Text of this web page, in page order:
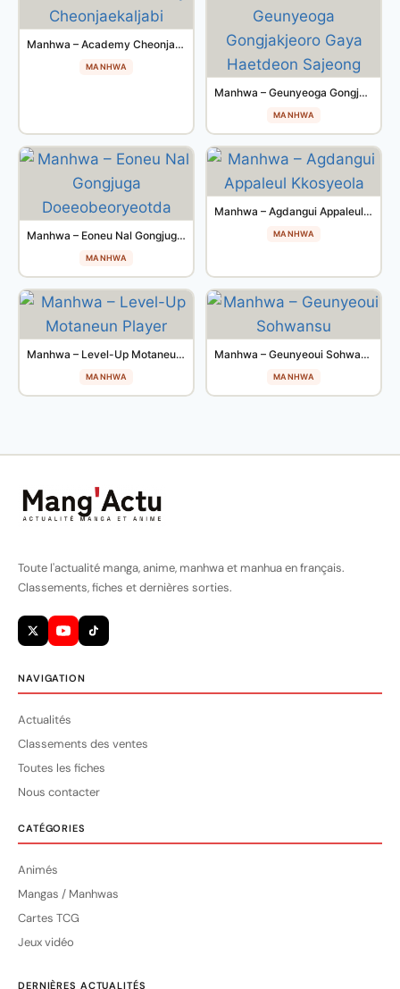
Manhwa – Academy Cheonjaekaljabi
MANHWA
Manhwa – Geunyeoga Gongjakjeoro Gaya Haetdeon Sajeong
MANHWA
Manhwa – Eoneu Nal Gongjuga Doeeobeoryeotda
MANHWA
Manhwa – Agdangui Appaleul Kkosyeola
MANHWA
Manhwa – Level-Up Motaneun Player
MANHWA
Manhwa – Geunyeoui Sohwansu
MANHWA
Toute l'actualité manga, anime, manhwa et manhua en français.
Classements, fiches et dernières sorties.
NAVIGATION
Actualités
Classements des ventes
Toutes les fiches
Nous contacter
CATÉGORIES
Animés
Mangas / Manhwas
Cartes TCG
Jeux vidéo
DERNIÈRES ACTUALITÉS